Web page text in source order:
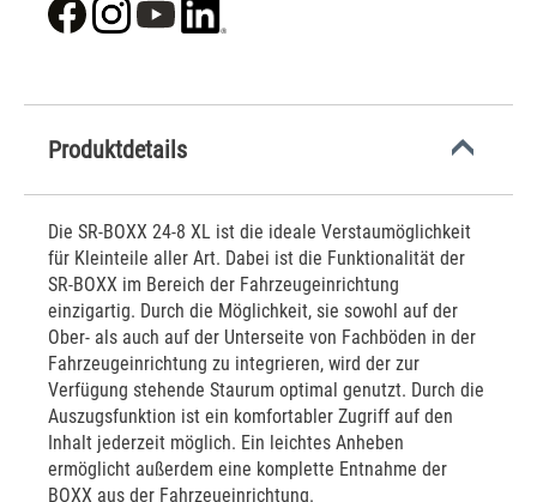
Produktdetails
Die SR-BOXX 24-8 XL ist die ideale Verstaumöglichkeit
für Kleinteile aller Art. Dabei ist die Funktionalität der
SR-BOXX im Bereich der Fahrzeugeinrichtung
einzigartig. Durch die Möglichkeit, sie sowohl auf der
Ober- als auch auf der Unterseite von Fachböden in der
Fahrzeugeinrichtung zu integrieren, wird der zur
Verfügung stehende Staurum optimal genutzt. Durch die
Auszugsfunktion ist ein komfortabler Zugriff auf den
Inhalt jederzeit möglich. Ein leichtes Anheben
ermöglicht außerdem eine komplette Entnahme der
BOXX aus der Fahrzeueinrichtung.